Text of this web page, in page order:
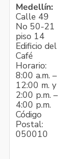
Medellín:
Calle 49
No 50-21
piso 14
Edificio del
Café
Horario:
8:00 a.m. –
12:00 m. y
2:00 p.m. –
4:00 p.m.
Código
Postal:
050010